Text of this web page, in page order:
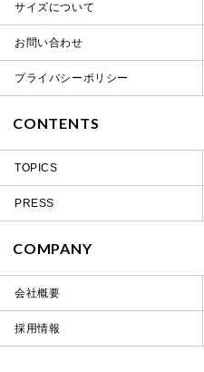
サイズについて
お問い合わせ
プライバシーポリシー
CONTENTS
TOPICS
PRESS
COMPANY
会社概要
採用情報